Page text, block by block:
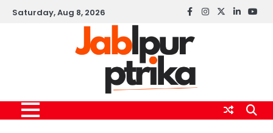
SkipSaturday, Aug 8, 2026 Facebook
instagram
twitterlinkedin